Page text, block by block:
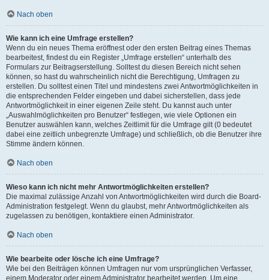
Nach oben
Wie kann ich eine Umfrage erstellen?
Wenn du ein neues Thema eröffnest oder den ersten Beitrag eines Themas
bearbeitest, findest du ein Register „Umfrage erstellen“ unterhalb des
Formulars zur Beitragserstellung. Solltest du diesen Bereich nicht sehen
können, so hast du wahrscheinlich nicht die Berechtigung, Umfragen zu
erstellen. Du solltest einen Titel und mindestens zwei Antwortmöglichkeiten in
die entsprechenden Felder eingeben und dabei sicherstellen, dass jede
Antwortmöglichkeit in einer eigenen Zeile steht. Du kannst auch unter
„Auswahlmöglichkeiten pro Benutzer“ festlegen, wie viele Optionen ein
Benutzer auswählen kann, welches Zeitlimit für die Umfrage gilt (0 bedeutet
dabei eine zeitlich unbegrenzte Umfrage) und schließlich, ob die Benutzer ihre
Stimme ändern können.
Nach oben
Wieso kann ich nicht mehr Antwortmöglichkeiten erstellen?
Die maximal zulässige Anzahl von Antwortmöglichkeiten wird durch die Board-
Administration festgelegt. Wenn du glaubst, mehr Antwortmöglichkeiten als
zugelassen zu benötigen, kontaktiere einen Administrator.
Nach oben
Wie bearbeite oder lösche ich eine Umfrage?
Wie bei den Beiträgen können Umfragen nur vom ursprünglichen Verfasser,
einem Moderator oder einem Administrator bearbeitet werden. Um eine